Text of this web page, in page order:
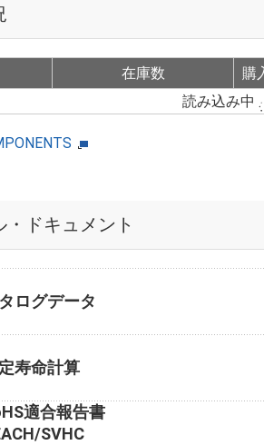
在庫数
購
読み込み中
ドキュメント
ログデータ
寿命計算
適合報告書
SVHC